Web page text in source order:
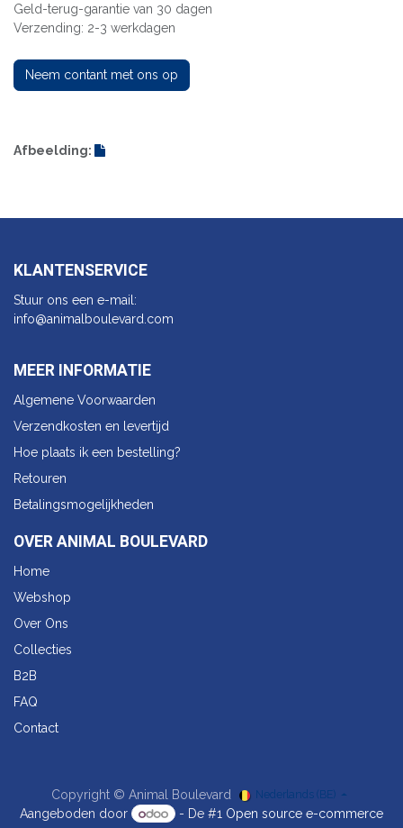
Geld-terug-garantie van 30 dagen
Verzending: 2-3 werkdagen
Neem contant met ons op
Afbeelding:
KLANTENSERVICE
Stuur ons een e-mail:
info@animalbo​ulevard.com
MEER INFORMATIE
Algemene Voorwaarden
Verzendkosten en levertijd
Hoe plaats ik een bestelling?
Retouren
Betalingsmogelijkheden
OVER ANIMAL BOULEVARD
Home
Webshop
Over Ons
Collecties
B2B
FAQ
Contact
Copyright © Animal Boulevard Nederlands (BE)
Aangeboden door - De #1 Open source e-commerce